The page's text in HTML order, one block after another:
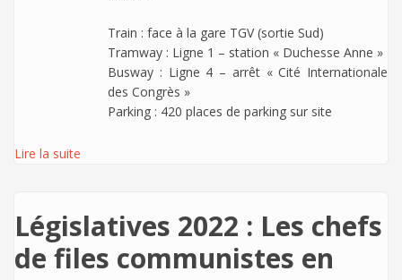
Train : face à la gare TGV (sortie Sud)
Tramway : Ligne 1 – station « Duchesse Anne »
Busway : Ligne 4 – arrêt « Cité Internationale
des Congrès »
Parking : 420 places de parking sur site
Lire la suite
Législatives 2022 : Les chefs
de files communistes en